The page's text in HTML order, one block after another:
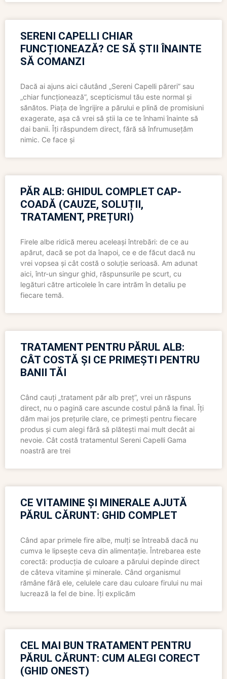
SERENI CAPELLI CHIAR
FUNCȚIONEAZĂ? CE SĂ ȘTII ÎNAINTE
SĂ COMANZI
Dacă ai ajuns aici căutând „Sereni Capelli păreri” sau
„chiar funcționează”, scepticismul tău este normal și
sănătos. Piața de îngrijire a părului e plină de promisiuni
exagerate, așa că vrei să știi la ce te înhami înainte să
dai banii. Îți răspundem direct, fără să înfrumusețăm
nimic. Ce face și
PĂR ALB: GHIDUL COMPLET CAP-
COADĂ (CAUZE, SOLUȚII,
TRATAMENT, PREȚURI)
Firele albe ridică mereu aceleași întrebări: de ce au
apărut, dacă se pot da înapoi, ce e de făcut dacă nu
vrei vopsea și cât costă o soluție serioasă. Am adunat
aici, într-un singur ghid, răspunsurile pe scurt, cu
legături către articolele în care intrăm în detaliu pe
fiecare temă.
TRATAMENT PENTRU PĂRUL ALB:
CÂT COSTĂ ȘI CE PRIMEȘTI PENTRU
BANII TĂI
Când cauți „tratament păr alb preț”, vrei un răspuns
direct, nu o pagină care ascunde costul până la final. Îți
dăm mai jos prețurile clare, ce primești pentru fiecare
produs și cum alegi fără să plătești mai mult decât ai
nevoie. Cât costă tratamentul Sereni Capelli Gama
noastră are trei
CE VITAMINE ȘI MINERALE AJUTĂ
PĂRUL CĂRUNT: GHID COMPLET
Când apar primele fire albe, mulți se întreabă dacă nu
cumva le lipsește ceva din alimentație. Întrebarea este
corectă: producția de culoare a părului depinde direct
de câteva vitamine și minerale. Când organismul
rămâne fără ele, celulele care dau culoare firului nu mai
lucrează la fel de bine. Îți explicăm
CEL MAI BUN TRATAMENT PENTRU
PĂRUL CĂRUNT: CUM ALEGI CORECT
(GHID ONEST)